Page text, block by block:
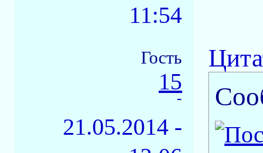
11:54
Гость
15
-
21.05.2014 -